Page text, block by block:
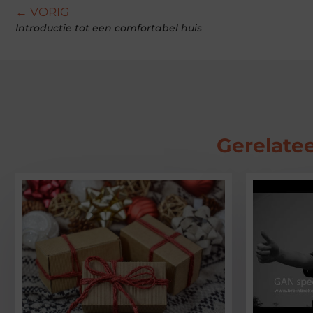
← VORIG
Introductie tot een comfortabel huis